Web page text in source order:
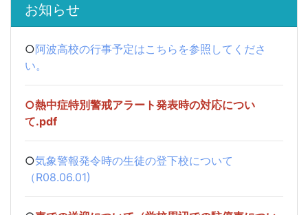
お知らせ
○阿波高校の行事予定はこちらを参照してくださ
い。
○熱中症特別警戒アラート発表時の対応につい
て.pdf
○気象警報発令時の生徒の登下校について
（R08.06.01)